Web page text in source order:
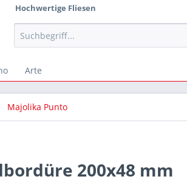
Hochwertige Fliesen
Arte
Majolika Punto
200x48 mm